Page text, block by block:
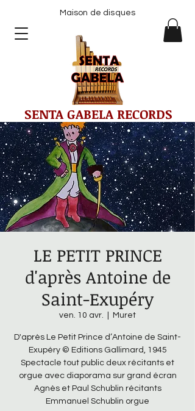
SENTA GABELA RECORDS
Maison de disques
LE PETIT PRINCE
d'après Antoine de
Saint-Exupéry
ven. 10 avr. Muret
D'après Le Petit Prince d’Antoine de Saint-
Exupéry © Editions Gallimard, 1945
Spectacle tout public deux récitants et
orgue avec diaporama sur grand écran
Agnès et Paul Schublin récitants
Emmanuel Schublin orgue